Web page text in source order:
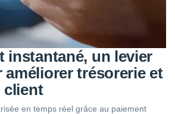
instantané, un levier
améliorer trésorerie et
client
en temps réel grâce au paiement